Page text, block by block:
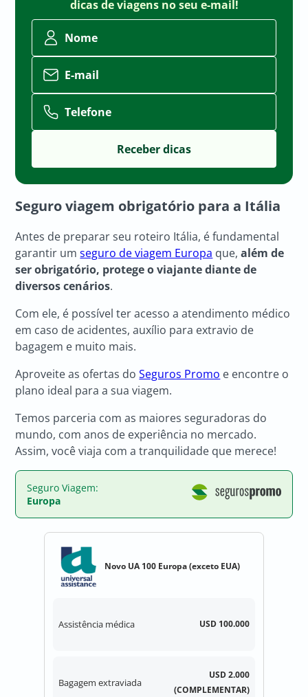
dicas de viagens no seu e-mail!
Nome
E-mail
Telefone
Seguro viagem obrigatório para a Itália
Antes de preparar seu roteiro Itália, é fundamental
garantir umseguro de viagem Europa que,além de
ser obrigatório, protege o viajante diante de
diversos cenários.
Com ele, é possível ter acesso a atendimento médico
em caso de acidentes, auxílio para extravio de
bagagem e muito mais.
Aproveite as ofertas doSeguros Promo e encontre o
plano ideal para a sua viagem.
Temos parceria com as maiores seguradoras do
mundo, com anos de experiência no mercado.
Assim, você viaja com a tranquilidade que merece!
Seguro Viagem:
Europa
Novo UA 100 Europa (exceto EUA)
Assistência médica USD 100.000
Bagagem extraviada
USD 2.000
(COMPLEMENTAR)